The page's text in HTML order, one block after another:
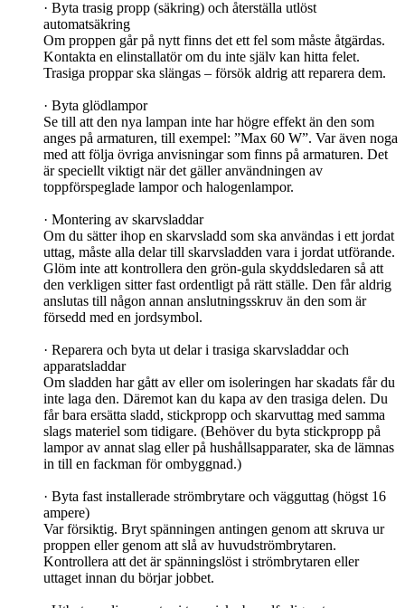
· Byta trasig propp (säkring) och återställa utlöst
automatsäkring
Om proppen går på nytt finns det ett fel som måste åtgärdas.
Kontakta en elinstallatör om du inte själv kan hitta felet.
Trasiga proppar ska slängas – försök aldrig att reparera dem.
· Byta glödlampor
Se till att den nya lampan inte har högre effekt än den som
anges på armaturen, till exempel: ”Max 60 W”. Var även noga
med att följa övriga anvisningar som finns på armaturen. Det
är speciellt viktigt när det gäller användningen av
toppförspeglade lampor och halogenlampor.
· Montering av skarvsladdar
Om du sätter ihop en skarvsladd som ska användas i ett jordat
uttag, måste alla delar till skarvsladden vara i jordat utförande.
Glöm inte att kontrollera den grön-gula skyddsledaren så att
den verkligen sitter fast ordentligt på rätt ställe. Den får aldrig
anslutas till någon annan anslutningsskruv än den som är
försedd med en jordsymbol.
· Reparera och byta ut delar i trasiga skarvsladdar och
apparatsladdar
Om sladden har gått av eller om isoleringen har skadats får du
inte laga den. Däremot kan du kapa av den trasiga delen. Du
får bara ersätta sladd, stickpropp och skarvuttag med samma
slags materiel som tidigare. (Behöver du byta stickpropp på
lampor av annat slag eller på hushållsapparater, ska de lämnas
in till en fackman för ombyggnad.)
· Byta fast installerade strömbrytare och vägguttag (högst 16
ampere)
Var försiktig. Bryt spänningen antingen genom att skruva ur
proppen eller genom att slå av huvudströmbrytaren.
Kontrollera att det är spänningslöst i strömbrytaren eller
uttaget innan du börjar jobbet.